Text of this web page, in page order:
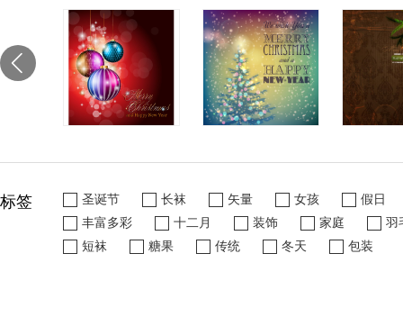
标签 圣诞节 长袜 矢量 女孩
假日
丰富多彩
十二月 装饰 家庭
羽
短袜
糖果 传统 冬天 包装